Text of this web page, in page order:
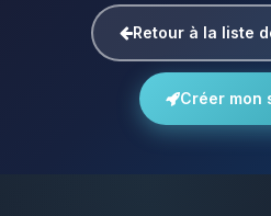
Retour à la liste
Créer mon